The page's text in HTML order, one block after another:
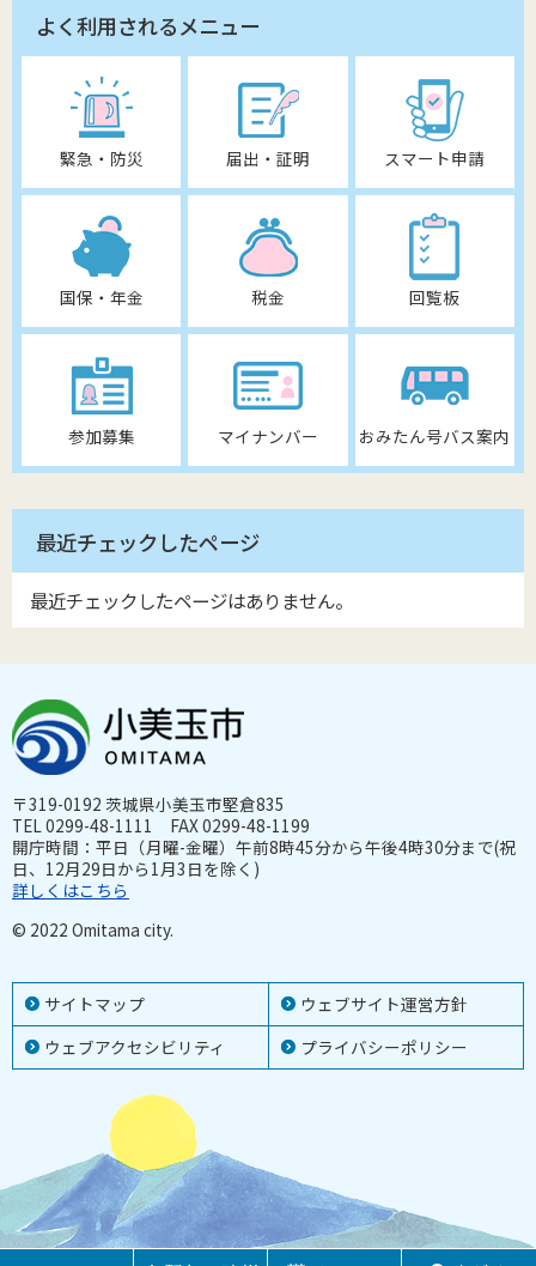
よく利用されるメニュー
緊急・防災 届出・証明 スマート申請
国保・年金 税金 回覧板
参加募集 マイナンバー おみたん号バス案内
最近チェックしたページ
最近チェックしたページはありません。
サイトマップ
ウェブサイト運営方針
ウェブアクセシビリティ
プライバシーポリシー
〒319-0192 茨城県小美玉市堅倉835
TEL 0299-48-1111 FAX 0299-48-1199
開庁時間：平日（月曜-金曜）午前8時45分から午後4時30分まで(祝
日、12月29日から1月3日を除く)
詳しくはこちら
© 2022 Omitama city.